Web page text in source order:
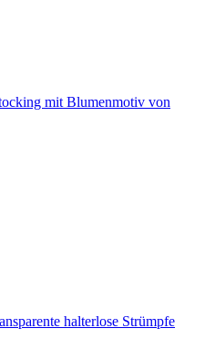
mit Blumenmotiv von
halterlose Strümpfe